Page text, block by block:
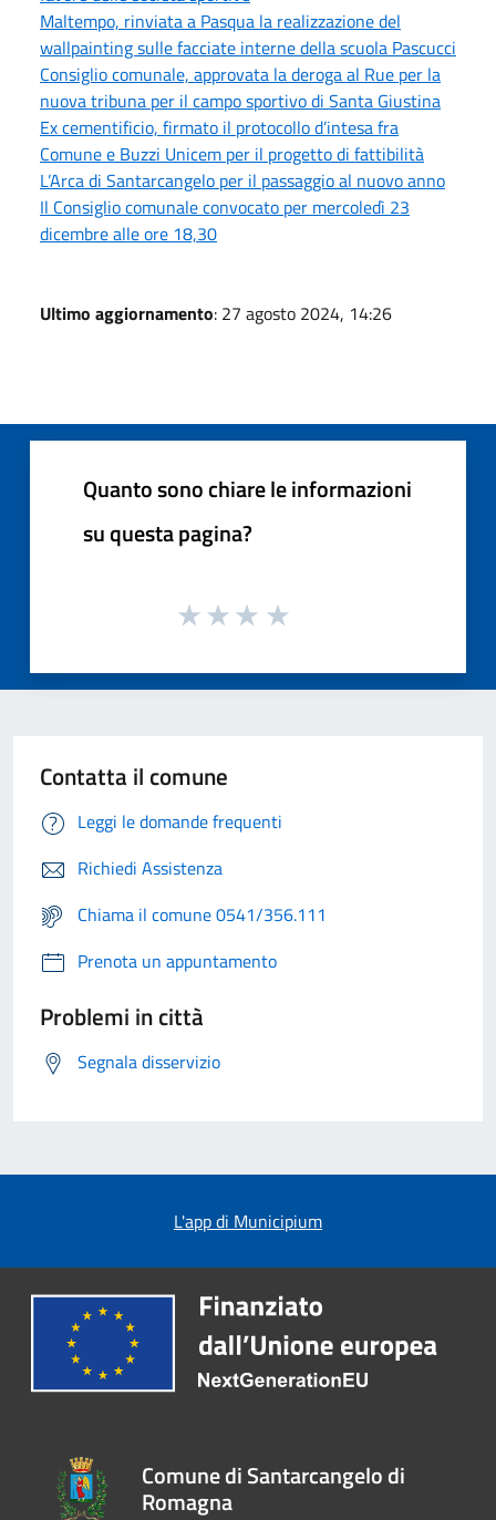
Maltempo, rinviata a Pasqua la realizzazione del
wallpainting sulle facciate interne della scuola Pascucci
Consiglio comunale, approvata la deroga al Rue per la
nuova tribuna per il campo sportivo di Santa Giustina
Ex cementificio, firmato il protocollo d’intesa fra
Comune e Buzzi Unicem per il progetto di fattibilità
L’Arca di Santarcangelo per il passaggio al nuovo anno
Il Consiglio comunale convocato per mercoledì 23
dicembre alle ore 18,30
Ultimo aggiornamento: 27 agosto 2024, 14:26
Quanto sono chiare le informazioni
su questa pagina?
Contatta il comune
Leggi le domande frequenti
Richiedi Assistenza
Chiama il comune 0541/356.111
Prenota un appuntamento
Problemi in città
Segnala disservizio
L'app di Municipium
Comune di Santarcangelo di
Romagna